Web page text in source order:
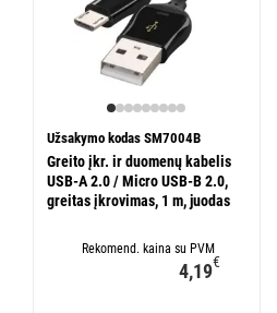
Užsakymo kodas SM7004B
Greito įkr. ir duomenų kabelis
USB-A 2.0 / Micro USB-B 2.0,
greitas įkrovimas, 1 m, juodas
Rekomend. kaina su PVM
4,19€